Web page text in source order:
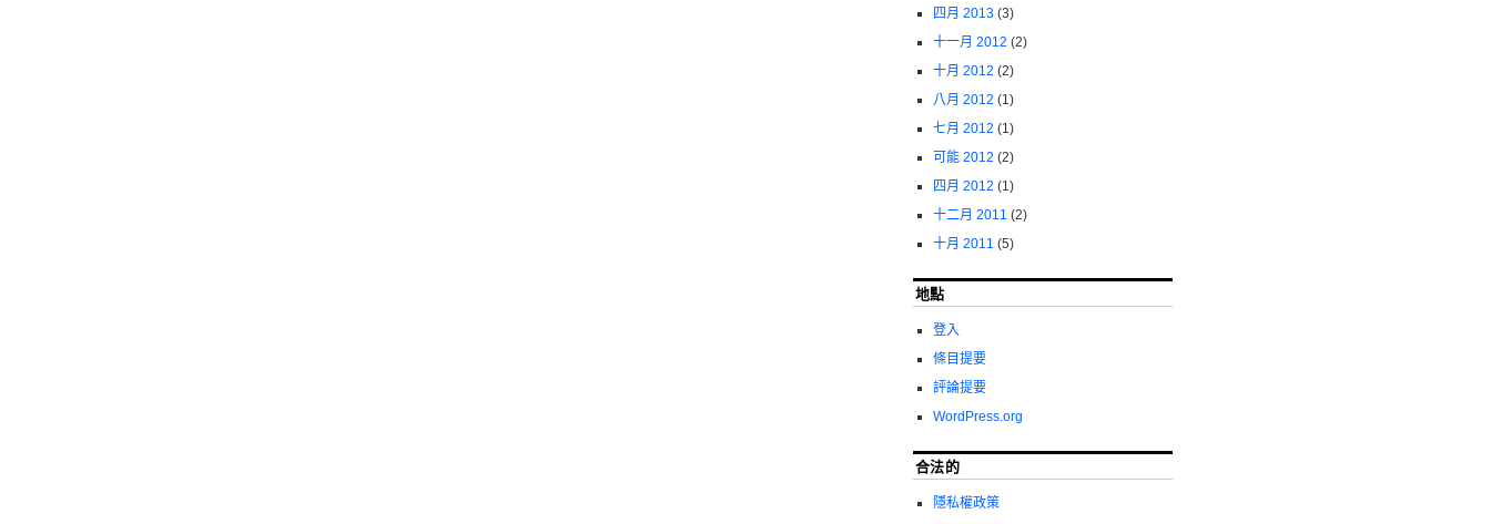
四月 2013(3)
十一月 2012 (2)
十月 2012 (2)
八月 2012 (1)
七月 2012 (1)
可能 2012 (2)
四月 2012 (1)
十二月 2011 (2)
十月 2011 (5)
地點
登入
條目提要
評論提要
WordPress.org
合法的
隱私權政策